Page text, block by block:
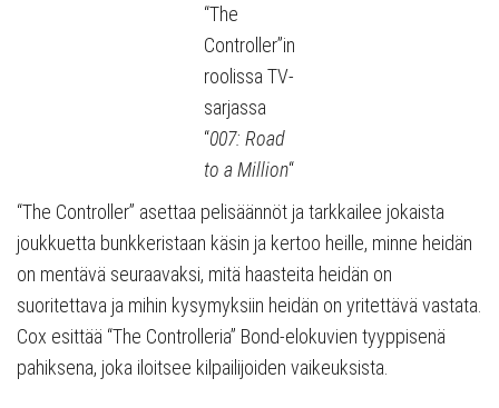
“The
Controller”in
roolissa TV-
sarjassa
“007: Road
to a Million“
“The Controller” asettaa pelisäännöt ja tarkkailee jokaista
joukkuetta bunkkeristaan käsin ja kertoo heille, minne heidän
on mentävä seuraavaksi, mitä haasteita heidän on
suoritettava ja mihin kysymyksiin heidän on yritettävä vastata.
Cox esittää “The Controlleria” Bond-elokuvien tyyppisenä
pahiksena, joka iloitsee kilpailijoiden vaikeuksista.